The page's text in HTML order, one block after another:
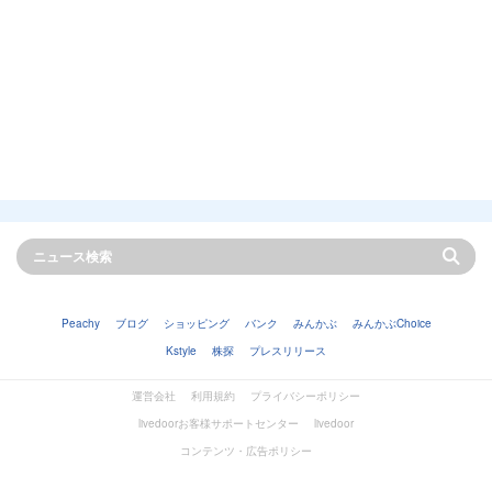
Peachy ブログ ショッピング バンク みんかぶ
みんかぶChoice
Kstyle
株探 プレスリリース
運営会社 利用規約
プライバシーポリシー
livedoorお客様サポートセンター
livedoor
コンテンツ・広告ポリシー